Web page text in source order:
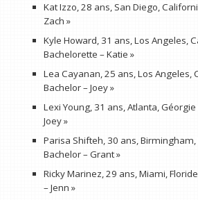
Kat Izzo, 28 ans, San Diego,
Zach »
Kyle Howard, 31 ans, Los Angeles,
Bachelorette – Katie »
Lea Cayanan, 25 ans, Los Angeles,
Bachelor – Joey »
Lexi Young, 31 ans, Atlanta,
Joey »
Parisa Shifteh, 30 ans, Birmingham,
Bachelor – Grant »
Ricky Marinez, 29 ans, Miami,
– Jenn »